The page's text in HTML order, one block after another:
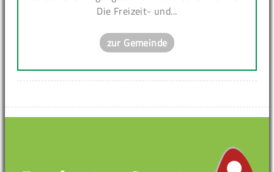
Die Freizeit- und...
zur Gemeinde